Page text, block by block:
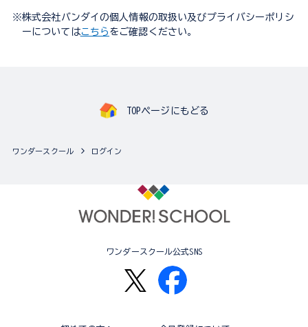
※株式会社バンダイの個人情報の取扱い及びプライバシーポリシ
ーについてはこちら をご確認ください。
TOPページにもどる
ワンダースクール ログイン
ワンダースクール公式SNS